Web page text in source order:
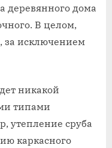
деревянного дома
В целом,
за исключением
никакой
типами
утепление сруба
каркасного